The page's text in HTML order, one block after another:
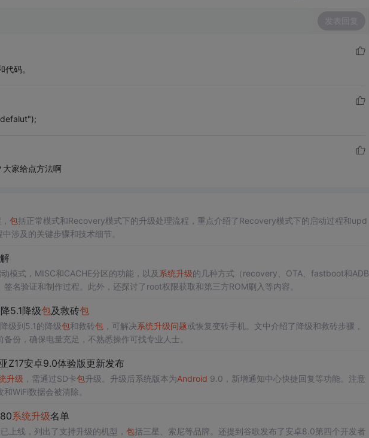
发表回复
码。
家给点方法啊
包括正常模式和Recovery模式下的升级处理流程，重点介绍了Recovery模式下的启动过程和upd
中涉及的关键步骤和技术细节。
模式，MISC和CACHE分区的功能，以及 系统升级的几种方式（recovery、OTA、fastboot和ADB
名验证和制作过程。此外，还探讨了root权限获取和第三方ROM刷入等内容。
5.1降级包及救砖包
级到5.1的降级包和救砖包，可解决系统升级问题或恢复变砖手机。文中介绍了降级和救砖步骤，
份，确保电量充足，不熟悉操作可找专业人士。
Z17安卓9.0体验版更新发布
升级 ，需通过SD卡包升级。升级后系统版本为Android 9.0，新增通知中心快捷回复等功能。注意
WiFi数据会被清除。
系统升级名单
上线，列出了支持升级的机型， 包括三星、索尼等品牌。还提到谷歌发布了安卓8.0第四个开发者